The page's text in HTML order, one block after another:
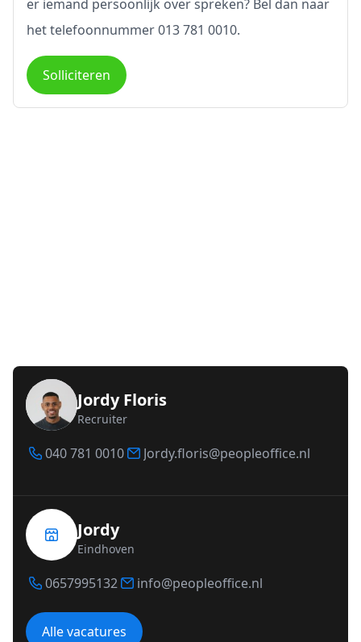
er iemand persoonlijk over spreken? Bel dan naar
het telefoonnummer 013 781 0010.
Solliciteren
Jordy Floris
Recruiter
040 781 0010 Jordy.floris@peopleoffice.nl
Jordy
Eindhoven
0657995132 info@peopleoffice.nl
Alle vacatures